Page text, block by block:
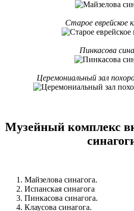
Старое еврейское
Пинкасова
Церемониальный зал
Музейный комплекс
Майзелова синагога.
Испанская синагога
Пинкасова синагога.
Клаусова синагога.